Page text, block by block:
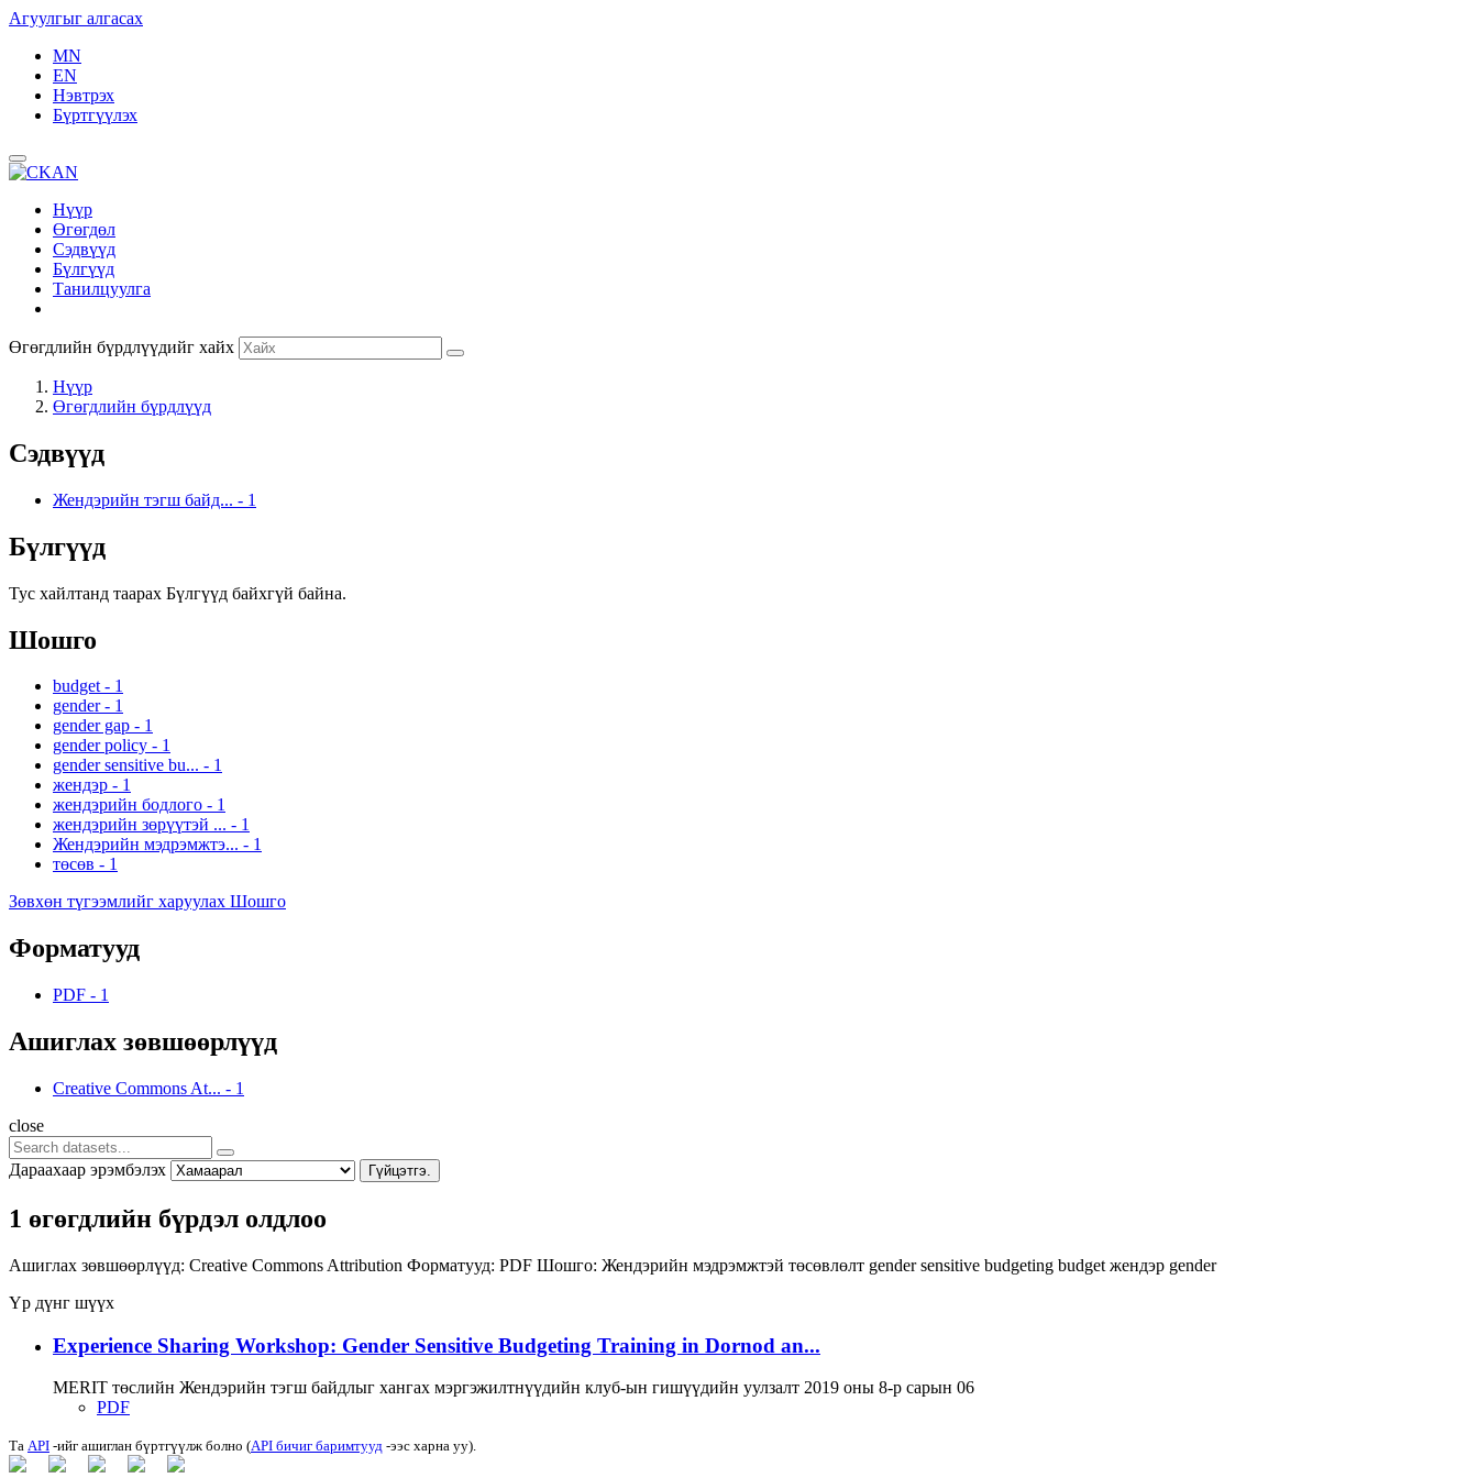
Агуулгыг алгасах
MN
EN
Нэвтрэх
Бүртгүүлэх
Нүүр
Өгөгдөл
Сэдвүүд
Бүлгүүд
Танилцуулга
Өгөгдлийн бүрдлүүдийг хайх
Нүүр
Өгөгдлийн бүрдлүүд
Сэдвүүд
Жендэрийн тэгш байд... - 1
Бүлгүүд
Тус хайлтанд таарах Бүлгүүд байхгүй байна.
Шошго
budget - 1
gender - 1
gender gap - 1
gender policy - 1
gender sensitive bu... - 1
жендэр - 1
жендэрийн бодлого - 1
жендэрийн зөрүүтэй ... - 1
Жендэрийн мэдрэмжтэ... - 1
төсөв - 1
Зөвхөн түгээмлийг харуулах Шошго
Форматууд
PDF - 1
Ашиглах зөвшөөрлүүд
Creative Commons At... - 1
close
Дараахаар эрэмбэлэх Гүйцэтгэ.
1 өгөгдлийн бүрдэл олдлоо
Ашиглах зөвшөөрлүүд: Creative Commons Attribution Форматууд: PDF Шошго: Жендэрийн мэдрэмжтэй төсөвлөлт gender sensitive budgeting budget жендэр gender
Үр дүнг шүүх
Experience Sharing Workshop: Gender Sensitive Budgeting Training in Dornod an...
MERIT төслийн Жендэрийн тэгш байдлыг хангах мэргэжилтнүүдийн клуб-ын гишүүдийн уулзалт 2019 оны 8-р сарын 06
PDF
Та API -ийг ашиглан бүртгүүлж болно (API бичиг баримтууд -ээс харна уу).